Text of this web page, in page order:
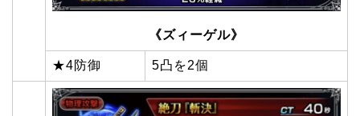
《ズィーゲル》
★4防御 5凸を2個